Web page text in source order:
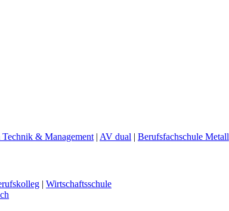
& Management | AV dual | Berufsfachschule Metall
| Wirtschaftsschule